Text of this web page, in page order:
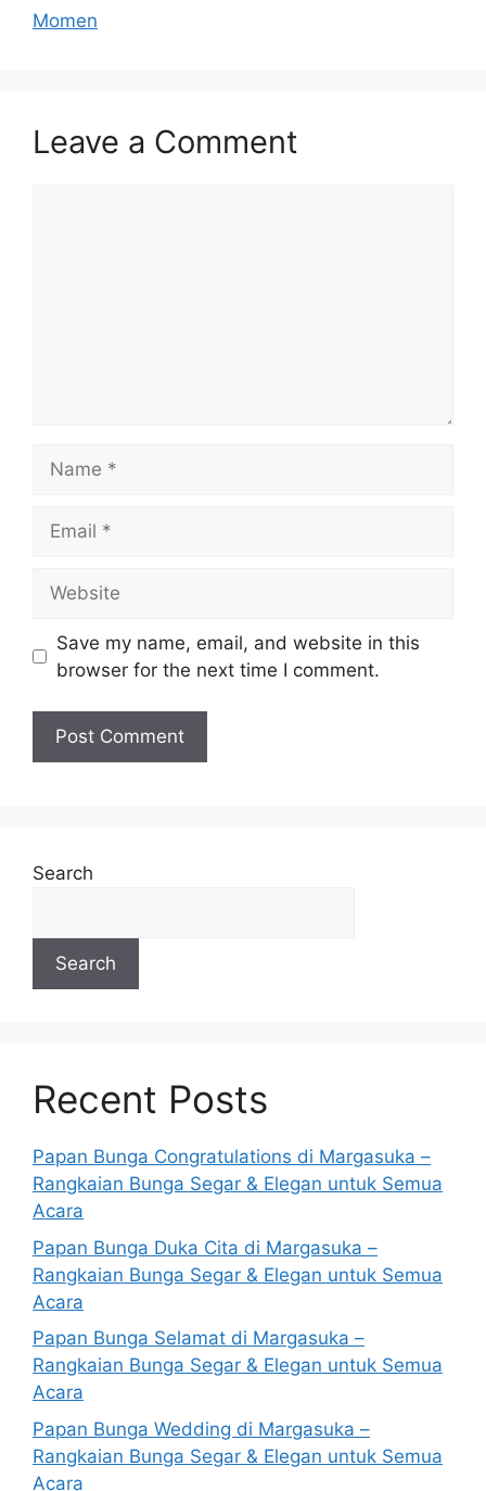
Momen
Leave a Comment
Save my name, email, and website in this
browser for the next time I comment.
Search
Search
Recent Posts
Papan Bunga Congratulations di Margasuka –
Rangkaian Bunga Segar & Elegan untuk Semua
Acara
Papan Bunga Duka Cita di Margasuka –
Rangkaian Bunga Segar & Elegan untuk Semua
Acara
Papan Bunga Selamat di Margasuka –
Rangkaian Bunga Segar & Elegan untuk Semua
Acara
Papan Bunga Wedding di Margasuka –
Rangkaian Bunga Segar & Elegan untuk Semua
Acara